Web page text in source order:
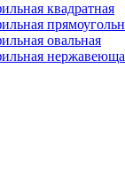
квадратная
овальная